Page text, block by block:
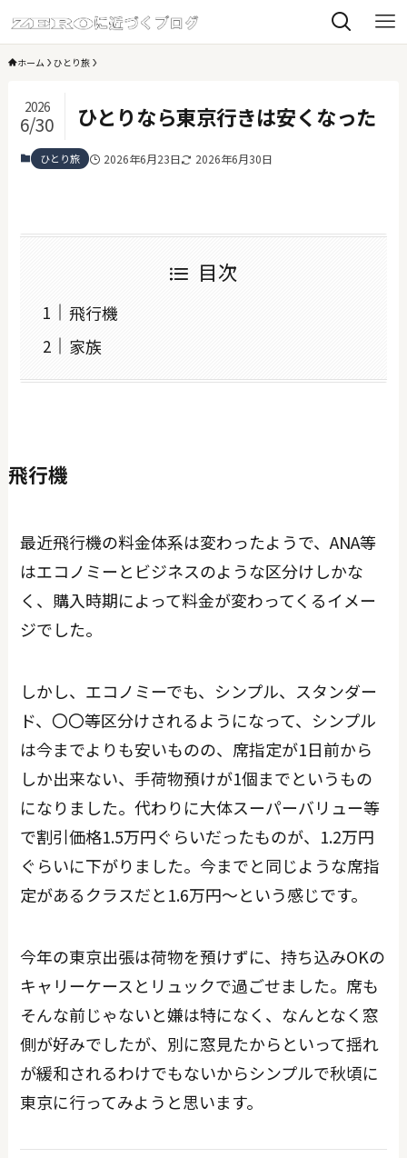
ホーム ひとり旅
ひとりなら東京行きは安くなった
2026
6/30
ひとり旅 2026年6月23日 2026年6月30日
目次
飛行機
家族
飛行機
最近飛行機の料金体系は変わったようで、ANA等
はエコノミーとビジネスのような区分けしかな
く、購入時期によって料金が変わってくるイメー
ジでした。
しかし、エコノミーでも、シンプル、スタンダー
ド、〇〇等区分けされるようになって、シンプル
は今までよりも安いものの、席指定が1日前から
しか出来ない、手荷物預けが1個までというもの
になりました。代わりに大体スーパーバリュー等
で割引価格1.5万円ぐらいだったものが、1.2万円
ぐらいに下がりました。今までと同じような席指
定があるクラスだと1.6万円～という感じです。
今年の東京出張は荷物を預けずに、持ち込みOKの
キャリーケースとリュックで過ごせました。席も
そんな前じゃないと嫌は特になく、なんとなく窓
側が好みでしたが、別に窓見たからといって揺れ
が緩和されるわけでもないからシンプルで秋頃に
東京に行ってみようと思います。